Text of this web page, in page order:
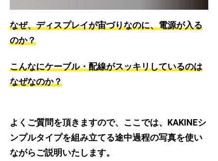
なぜ、ディスプレイが宙づりなのに、電源が入る
のか？
こんなにケーブル・配線がスッキリしているのは
なぜなのか？
よくご質問を頂きますので、ここでは、KAKINEシ
ンプルタイプを組み立てる途中過程の写真を使い
ながらご説明いたします。